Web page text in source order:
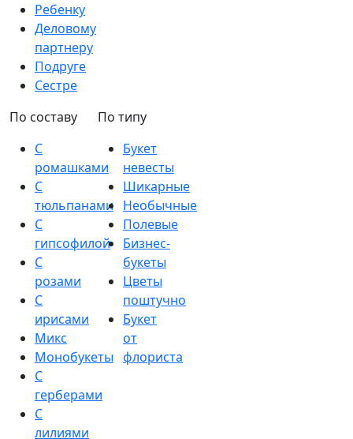
Ребенку
Деловому
партнеру
Подруге
Сестре
По составу
С
ромашками
С
тюльпанами
С
гипсофилой
С
розами
С
ирисами
Микс
Монобукеты
С
герберами
С
лилиями
По типу
Букет
невесты
Шикарные
Необычные
Полевые
Бизнес-
букеты
Цветы
поштучно
Букет
от
флориста